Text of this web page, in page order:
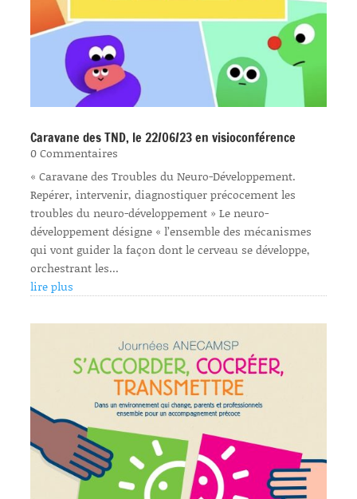
Caravane des TND, le 22/06/23 en visioconférence
0 Commentaires
« Caravane des Troubles du Neuro-Développement.
Repérer, intervenir, diagnostiquer précocement les
troubles du neuro-développement » Le neuro-
développement désigne « l’ensemble des mécanismes
qui vont guider la façon dont le cerveau se développe,
orchestrant les...
lire plus